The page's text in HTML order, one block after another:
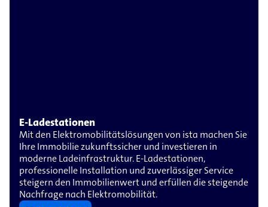
E-​Ladestationen
Mit den Elektromobilitätslösungen von ista machen Sie
Ihre Immobilie zukunftssicher und investieren in
moderne Ladeinfrastruktur. E-Ladestationen,
professionelle Installation und zuverlässiger Service
steigern den Immobilienwert und erfüllen die steigende
Nachfrage nach Elektromobilität.